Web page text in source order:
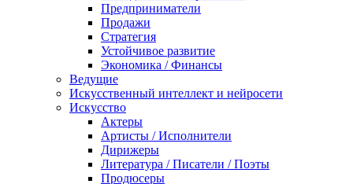
Предприниматели
Продажи
Стратегия
Устойчивое развитие
Экономика / Финансы
Ведущие
Искусственный интеллект и нейросети
Искусство
Актеры
Артисты / Исполнители
Дирижеры
Литература / Писатели / Поэты
Продюсеры